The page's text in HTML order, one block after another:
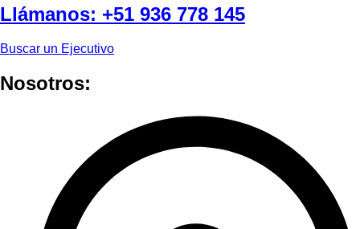
Llámanos: +51 936 778 145
Buscar un Ejecutivo
Nosotros: